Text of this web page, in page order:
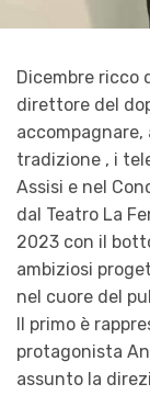
Dicembre ricco
direttore del
accompagnare,
tradizione , i
Assisi e nel
dal Teatro La
2023 con il
ambiziosi
nel cuore del
Il primo è
protagonista
assunto la